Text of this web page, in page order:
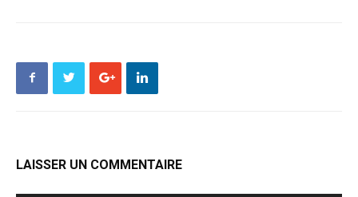
LAISSER UN COMMENTAIRE